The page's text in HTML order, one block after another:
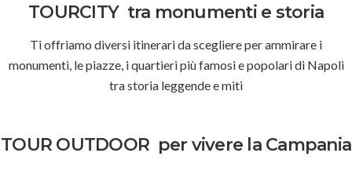
TOURCITY tra monumenti e storia
Ti offriamo diversi itinerari da scegliere per ammirare i
monumenti, le piazze, i quartieri più famosi e popolari di Napoli
tra storia leggende e miti
TOUR OUTDOOR per vivere la Campania